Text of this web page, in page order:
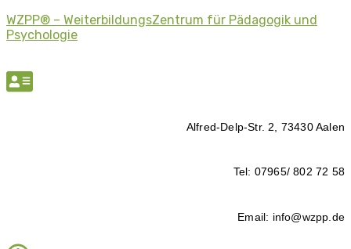
WZPP® – WeiterbildungsZentrum für Pädagogik und
Psychologie
Alfred-Delp-Str. 2, 73430 Aalen
Tel: 07965/ 802 72 58
Email: info@wzpp.de